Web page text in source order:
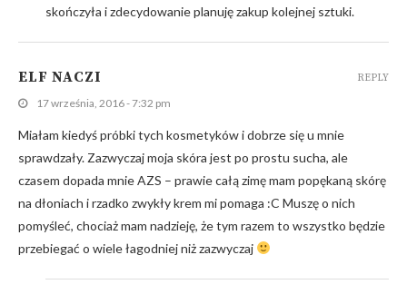
skończyła i zdecydowanie planuję zakup kolejnej sztuki.
ELF NACZI
17 września, 2016 - 7:32 pm
Miałam kiedyś próbki tych kosmetyków i dobrze się u mnie
sprawdzały. Zazwyczaj moja skóra jest po prostu sucha, ale
czasem dopada mnie AZS – prawie całą zimę mam popękaną skórę
na dłoniach i rzadko zwykły krem mi pomaga :C Muszę o nich
pomyśleć, chociaż mam nadzieję, że tym razem to wszystko będzie
przebiegać o wiele łagodniej niż zazwyczaj
REPLY